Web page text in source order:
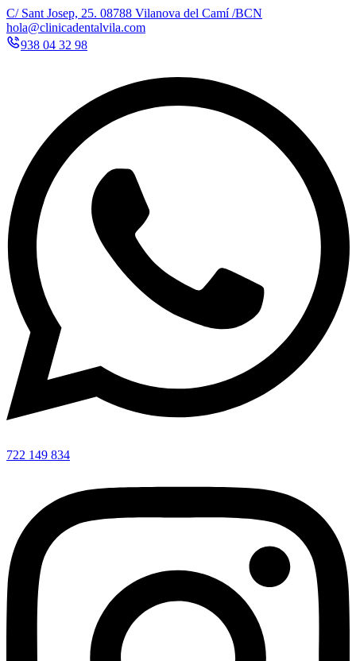
C/ Sant Josep, 25. 08788 Vilanova del Camí /BCN
hola@clinicadentalvila.com
938 04 32 98
722 149 834